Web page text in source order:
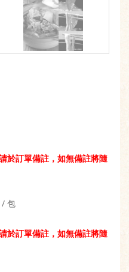
於訂單備註，如無備註將隨
/ 包
於訂單備註，如無備註將隨